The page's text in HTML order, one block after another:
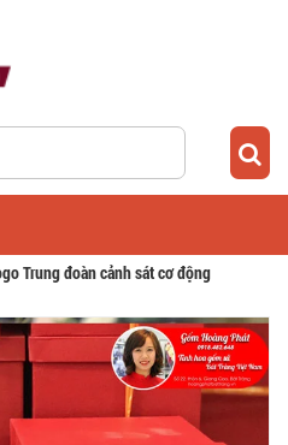
Trung đoàn cảnh sát cơ động